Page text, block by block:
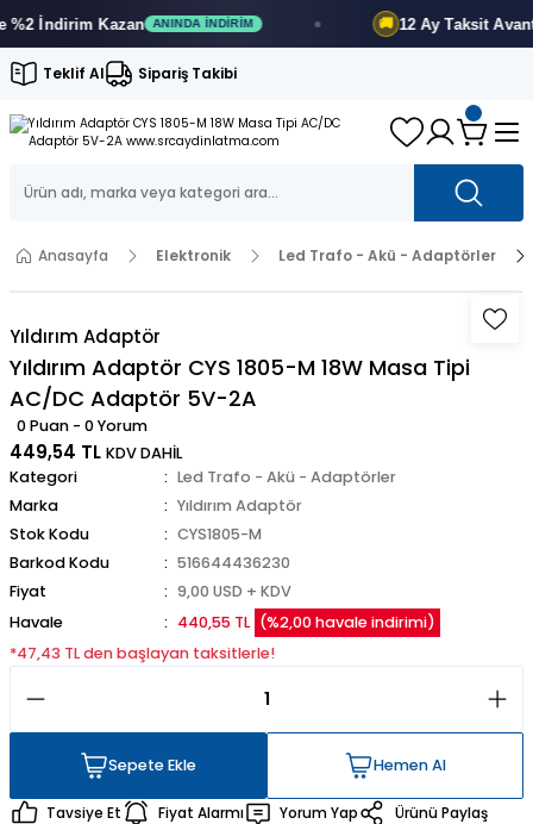
İndirimKazan ANINDA İNDIRIM 12 AyTaksit Avantajı
Teklif Al Sipariş Takibi
Anasayfa Elektronik Led Trafo - Akü - Adaptörler
Yıldırım Adaptör
Yıldırım Adaptör CYS 1805-M 18W Masa Tipi
AC/DC Adaptör 5V-2A
0 Puan - 0 Yorum
449,54 TL KDV DAHİL
Kategori
Led Trafo - Akü - Adaptörler
Marka
Yıldırım Adaptör
Stok Kodu
CYS1805-M
Barkod Kodu
516644436230
Fiyat
9,00 USD + KDV
Havale
440,55 TL (%2,00 havale indirimi)
*47,43 TL den başlayan taksitlerle!
Sepete Ekle
Hemen Al
Hemen Al
Tavsiye Et Fiyat Alarmı Yorum Yap
Ürünü Paylaş